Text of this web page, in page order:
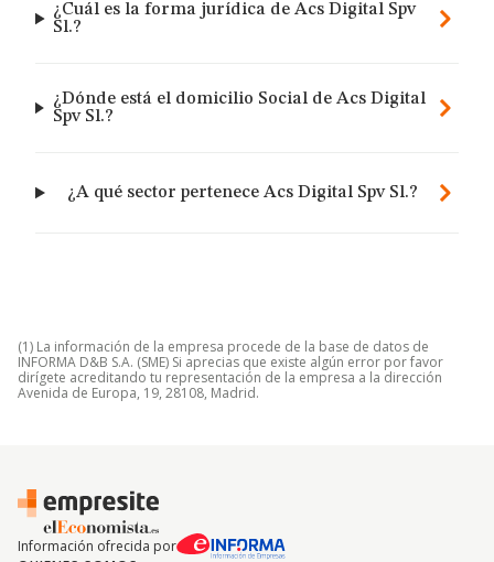
¿Cuál es la forma jurídica de Acs Digital Spv
Sl.?
¿Dónde está el domicilio Social de Acs Digital
Spv Sl.?
¿A qué sector pertenece Acs Digital Spv Sl.?
(1) La información de la empresa procede de la base de datos de
INFORMA D&B S.A. (SME) Si aprecias que existe algún error por favor
dirígete acreditando tu representación de la empresa a la dirección
Avenida de Europa, 19, 28108, Madrid.
Información ofrecida por